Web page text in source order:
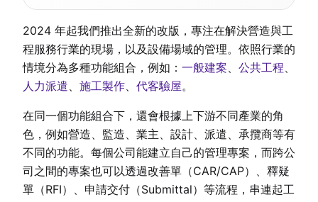
2024 年起我們推出全新的改版，專注在解決營造與工
程服務行業的現場，以及設備場域的管理。依照行業的
情境分為多種功能組合，例如： 一般建案、 公共工程、
人力派遣、 施工製作、 代客驗屋。
在同一個功能組合下，還會根據上下游不同產業的角
色，例如營造、監造、業主、設計、派遣、承攬商等有
不同的功能。每個公司能建立自己的管理專案，而跨公
司之間的專案也可以透過改善單（CAR/CAP）、釋疑
單（RFI）、申請交付（Submittal）等流程，串連起工